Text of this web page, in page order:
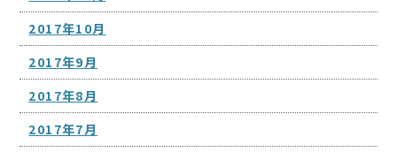
2017年10月
2017年9月
2017年8月
2017年7月